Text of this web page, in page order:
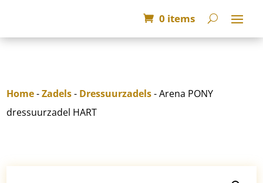
0 items
Home-Zadels- Dressuurzadels- Arena PONY
dressuurzadel HART